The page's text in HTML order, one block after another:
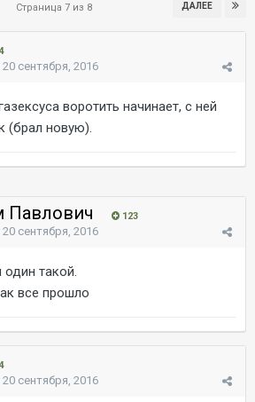
ДАЛЕЕ
Страница 7 из 8
20 сентября, 2016
воротить начинает, с ней
(брал новую).
Павлович 123
20 сентября, 2016
такой.
все прошло
20 сентября, 2016